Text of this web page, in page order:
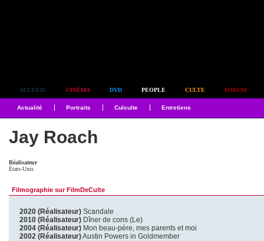
ACCUEIL CINÉMA DVD PEOPLE CULTE FORUM
Actualité Portraits Culculte Entretiens
Jay Roach
Réalisateur
États-Unis
Filmographie sur FilmDeCulte
2020 (Réalisateur) Scandale
2010 (Réalisateur) Dîner de cons (Le)
2004 (Réalisateur) Mon beau-père, mes parents et moi
2002 (Réalisateur)Austin Powers in Goldmember